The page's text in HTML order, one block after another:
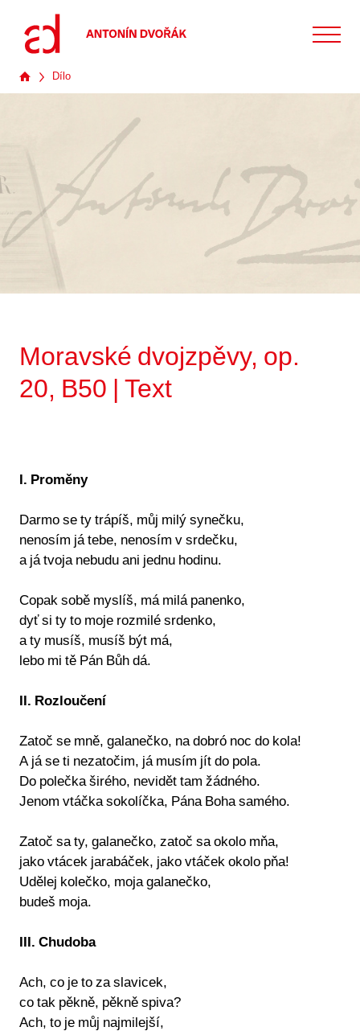
Dílo
Moravské dvojzpěvy, op.
20, B50 | Text
I. Proměny
Darmo se ty trápíš, můj milý synečku,
nenosím já tebe, nenosím v srdečku,
a já tvoja nebudu ani jednu hodinu.
Copak sobě myslíš, má milá panenko,
dyť si ty to moje rozmilé srdenko,
a ty musíš, musíš být má,
lebo mi tě Pán Bůh dá.
II. Rozloučení
Zatoč se mně, galanečko, na dobró noc do kola!
A já se ti nezatočim, já musím jít do pola.
Do polečka širého, nevidět tam žádného.
Jenom vtáčka sokolíčka, Pána Boha samého.
Zatoč sa ty, galanečko, zatoč sa okolo mňa,
jako vtácek jarabáček, jako vtáček okolo pňa!
Udělej kolečko, moja galanečko,
budeš moja.
III. Chudoba
Ach, co je to za slavicek,
co tak pěkně, pěkně spiva?
Ach, to je můj najmilejší,